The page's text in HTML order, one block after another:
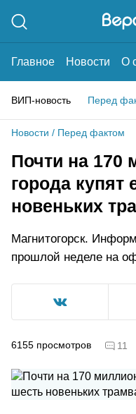
Главное Новости О
ВИП-новость Перед
Новости / Перед фактом
Почти на 170
города купят
новеньких
Магнитогорск.
прошлой неделе на
6155 просмотров 11